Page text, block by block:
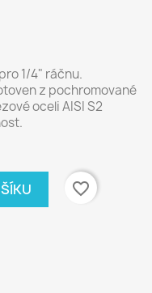
1/4" ráčnu.
z pochromované
oceli AISI S2
favorite_border